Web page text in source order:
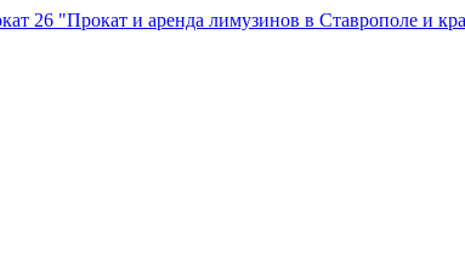
"Прокат и аренда лимузинов в Ставрополе и